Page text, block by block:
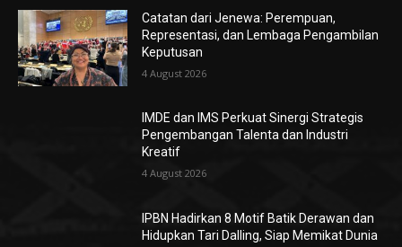
Catatan dari Jenewa: Perempuan,
Representasi, dan Lembaga Pengambilan
Keputusan
4 August 2026
IMDE dan IMS Perkuat Sinergi Strategis
Pengembangan Talenta dan Industri
Kreatif
4 August 2026
IPBN Hadirkan 8 Motif Batik Derawan dan
Hidupkan Tari Dalling, Siap Memikat Dunia